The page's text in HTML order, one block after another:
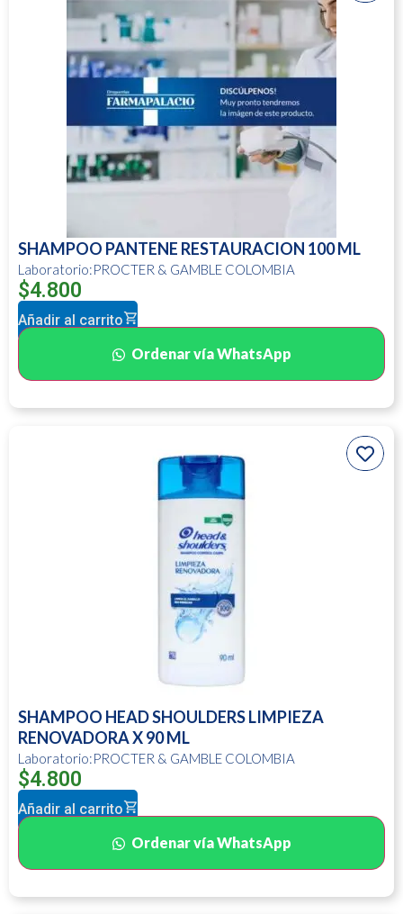
SHAMPOO PANTENE RESTAURACION 100 ML
Laboratorio:PROCTER & GAMBLE COLOMBIA
$4.800
Añadir al carrito
Ordenar vía WhatsApp
SHAMPOO HEAD SHOULDERS LIMPIEZA
RENOVADORA X 90 ML
Laboratorio:PROCTER & GAMBLE COLOMBIA
$4.800
Añadir al carrito
Ordenar vía WhatsApp